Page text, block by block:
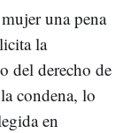
una pena
la
del derecho de
condena, lo
en